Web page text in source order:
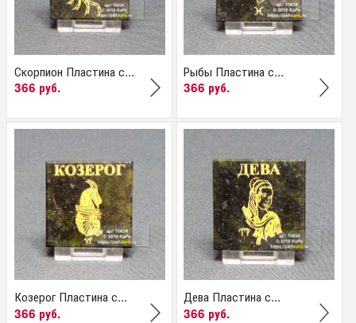
Скорпион Пластина с...
366 руб.
Рыбы Пластина с...
366 руб.
Козерог Пластина с...
366 руб.
Дева Пластина с...
366 руб.